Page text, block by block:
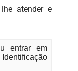
atender e
entrar em